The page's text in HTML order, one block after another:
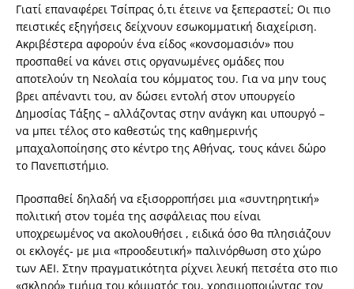
Γιατί επαναφέρει Τσίπρας ό,τι έτεινε να ξεπεραστεί; Οι πιο
πειστικές εξηγήσεις δείχνουν εσωκομματική διαχείριση.
Ακριβέστερα αφορούν ένα είδος «κονσομασιόν» που
προσπαθεί να κάνει στις οργανωμένες ομάδες που
αποτελούν τη Νεολαία του κόμματος του. Για να μην τους
βρει απέναντι του, αν δώσει εντολή στον υπουργείο
Δημοσίας Τάξης – αλλάζοντας στην ανάγκη και υπουργό –
να μπει τέλος στο καθεστώς της καθημερινής
μπαχαλοποίησης στο κέντρο της Αθήνας, τους κάνει δώρο
το Πανεπιστήμιο.
Προσπαθεί δηλαδή να εξισορροπήσει μια «συντηρητική»
πολιτική στον τομέα της ασφάλειας που είναι
υποχρεωμένος να ακολουθήσει , ειδικά όσο θα πλησιάζουν
οι εκλογές- με μια «προοδευτική» παλινόρθωση στο χώρο
των ΑΕΙ. Στην πραγματικότητα ρίχνει λευκή πετσέτα στο πιο
«σκληρό» τμήμα του κόμματός του, χρησιμοποιώντας τον